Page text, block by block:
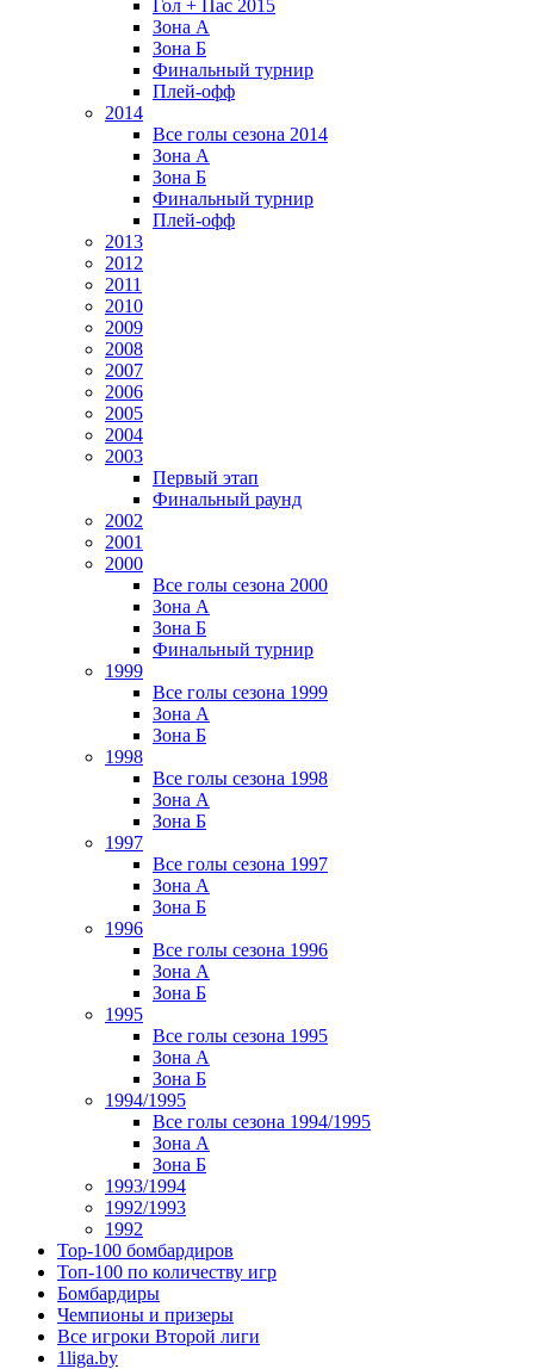
Гол + Пас 2015
Зона А
Зона Б
Финальный турнир
Плей-офф
2014
Все голы сезона 2014
Зона А
Зона Б
Финальный турнир
Плей-офф
2013
2012
2011
2010
2009
2008
2007
2006
2005
2004
2003
Первый этап
Финальный раунд
2002
2001
2000
Все голы сезона 2000
Зона А
Зона Б
Финальный турнир
1999
Все голы сезона 1999
Зона А
Зона Б
1998
Все голы сезона 1998
Зона А
Зона Б
1997
Все голы сезона 1997
Зона А
Зона Б
1996
Все голы сезона 1996
Зона А
Зона Б
1995
Все голы сезона 1995
Зона А
Зона Б
1994/1995
Все голы сезона 1994/1995
Зона А
Зона Б
1993/1994
1992/1993
1992
Top-100 бомбардиров
Топ-100 по количеству игр
Бомбардиры
Чемпионы и призеры
Все игроки Второй лиги
1liga.by